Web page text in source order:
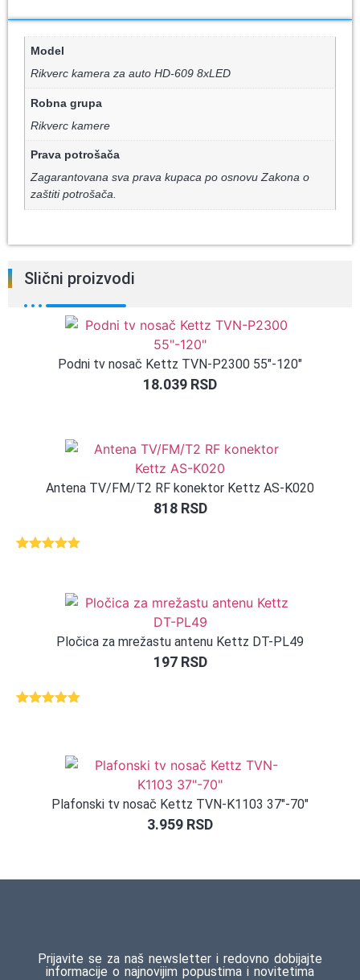
Model
Rikverc kamera za auto HD-609 8xLED
Robna grupa
Rikverc kamere
Prava potrošača
Zagarantovana sva prava kupaca po osnovu Zakona o
zaštiti potrošača.
Slični proizvodi
Podni tv nosač Kettz TVN-P2300 55″-120″
18.039 RSD
Antena TV/FM/T2 RF konektor Kettz AS-K020
818 RSD
Pločica za mrežastu antenu Kettz DT-PL49
197 RSD
Plafonski tv nosač Kettz TVN-K1103 37″-70″
3.959 RSD
Prijavite se za naš newsletter i redovno dobijajte
informacije o najnovijim popustima i novitetima